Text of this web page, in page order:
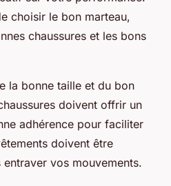
choisir le bon marteau,
chaussures et les bons
la bonne taille et du bon
doivent offrir un
adhérence pour faciliter
doivent être
vos mouvements.